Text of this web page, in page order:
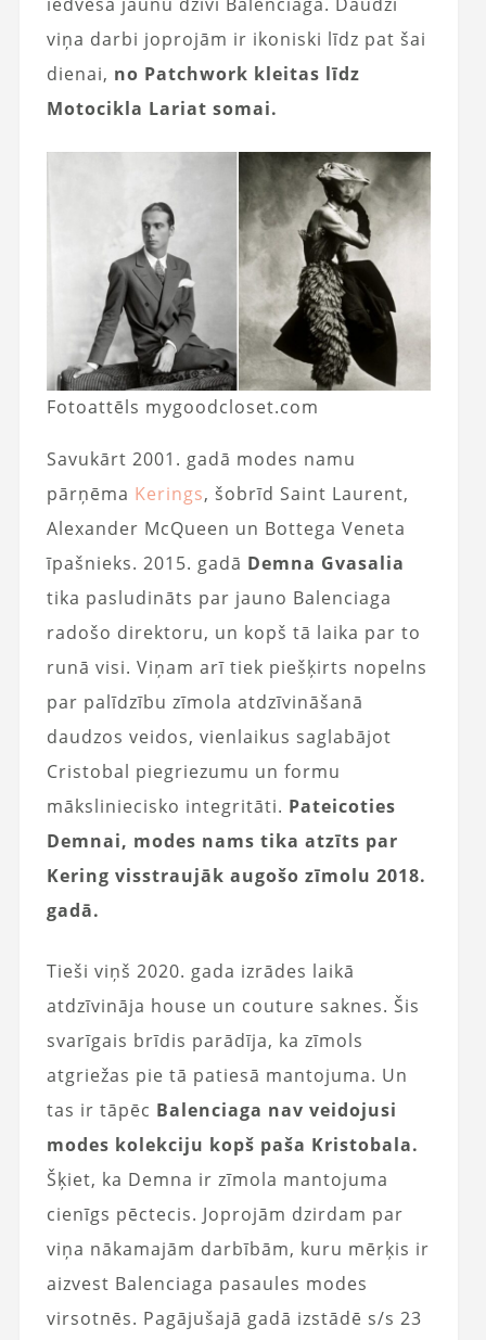
viņa darbi joprojām ir ikoniski līdz pat šai
dienai, no Patchwork kleitas līdz
Motocikla Lariat somai.
Fotoattēls mygoodcloset.com
Savukārt 2001. gadā modes namu
pārņēma Kerings, šobrīd Saint Laurent,
Alexander McQueen un Bottega Veneta
īpašnieks. 2015. gadā Demna Gvasalia
tika pasludināts par jauno Balenciaga
radošo direktoru, un kopš tā laika par to
runā visi. Viņam arī tiek piešķirts nopelns
par palīdzību zīmola atdzīvināšanā
daudzos veidos, vienlaikus saglabājot
Cristobal piegriezumu un formu
māksliniecisko integritāti. Pateicoties
Demnai, modes nams tika atzīts par
Kering visstraujāk augošo zīmolu 2018.
gadā.
Tieši viņš 2020. gada izrādes laikā
atdzīvināja house un couture saknes. Šis
svarīgais brīdis parādīja, ka zīmols
atgriežas pie tā patiesā mantojuma. Un
tas ir tāpēc Balenciaga nav veidojusi
modes kolekciju kopš paša Kristobala.
Šķiet, ka Demna ir zīmola mantojuma
cienīgs pēctecis. Joprojām dzirdam par
viņa nākamajām darbībām, kuru mērķis ir
aizvest Balenciaga pasaules modes
virsotnēs. Pagājušajā gadā izstādē s/s 23